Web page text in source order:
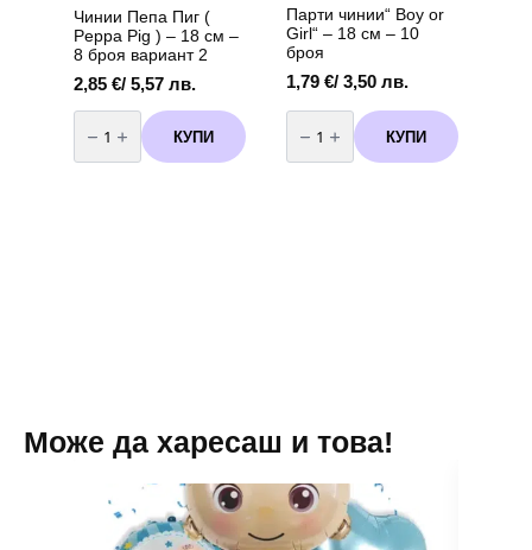
Чинии Пепа Пиг (
Peppa Pig ) – 18 см –
8 броя вариант 2
2,85 €/ 5,57 лв.
количество
за
Чинии
Пепа
КУПИ
Парти чинии“ Boy or
Girl“ – 18 см – 10
броя
1,79 €/ 3,50 лв.
количество
за
Парти
чинии"
КУПИ
Може да харесаш и това!